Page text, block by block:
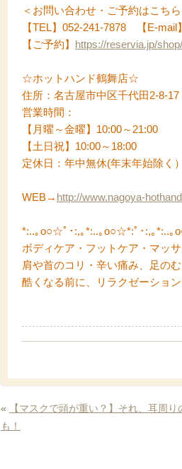
＜お問い合わせ・ご予約はこちら
【TEL】052-241-7878 【E-mail
【ご予約】 https://reservia.jp/
☆ホットハンド鶴舞店☆
住所：名古屋市中区千代田2-8-
営業時間：
【月曜～金曜】10:00～21:00
【土日祝】10:00～18:00
定休日：年中無休(年末年始除く）
WEB→ http://www.nagoya-
*:..｡o○☆ﾟ･:,｡*:..｡o○☆*:ﾟ･:,｡*:..
ボディケア・フットケア・マッ
肩や首のコリ・辛い痛み、足の
酷くなる前に、リラクゼーショ
«
【マスクで頭が重い？】それ、耳周り
も！